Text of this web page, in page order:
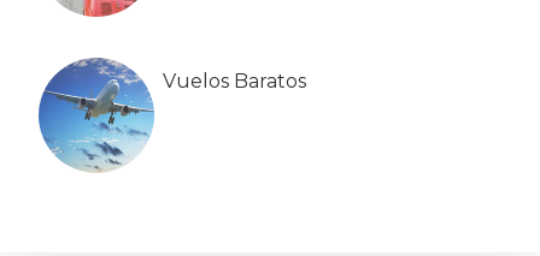
Vuelos Baratos